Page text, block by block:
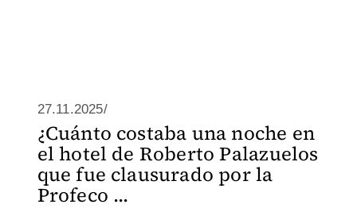
27.11.2025/
¿Cuánto costaba una noche en
el hotel de Roberto Palazuelos
que fue clausurado por la
Profeco ...